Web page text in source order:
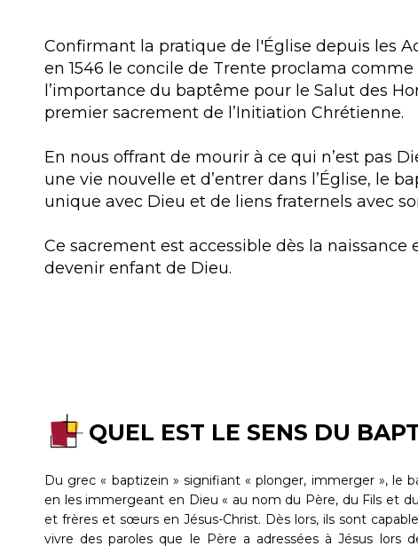
Confirmant la pratique de l'Église depuis les
en 1546 le concile de Trente proclama
l’importance du baptême pour le Salut des
premier sacrement de l’Initiation Chrétienne.
En nous offrant de mourir à ce qui n’est pas
une vie nouvelle et d’entrer dans l’Église, le
unique avec Dieu et de liens fraternels avec
Ce sacrement est accessible dès la
devenir enfant de Dieu.
QUEL EST LE SENS DU
Du grec « baptizein » signifiant « plonger, immerger », le
en les immergeant en Dieu « au nom du Père, du Fils et
et frères et sœurs en Jésus-Christ. Dès lors, ils sont
vivre des paroles que le Père a adressées à Jésus lors